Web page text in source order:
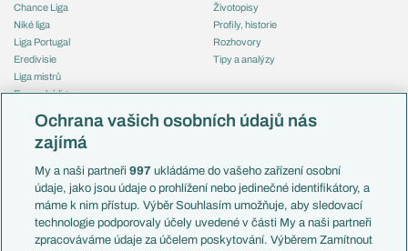
Chance Liga
Niké liga
Liga Portugal
Eredivisie
Liga mistrů
Evropská liga
Mistrovství světa
Liga národů
Témata
Představení týmů MS
EuroSkauting
PL v kostce
Životopisy
Profily, historie
Rozhovory
Tipy a analýzy
Česko
Francie
Itálie
Německo
Španělsko
Argentina
Ochrana vašich osobních údajů nás
zajímá
My a naši partneři997 ukládáme do vašeho zařízení osobní
údaje, jako jsou údaje o prohlížení nebo jedinečné identifikátory, a
máme k nim přístup. Výběr Souhlasím umožňuje, aby sledovací
technologie podporovaly účely uvedené v části My a naši partneři
zpracováváme údaje za účelem poskytování. Výběrem Zamítnout